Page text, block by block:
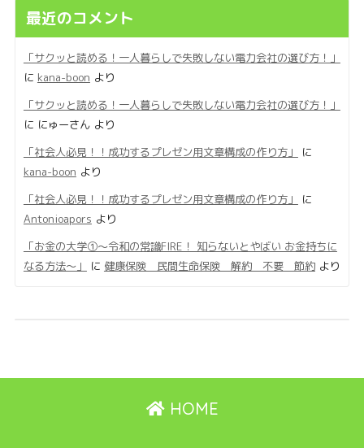
最近のコメント
「サクッと読める！一人暮らしで失敗しない電力会社の選び方！」
に kana-boon より
「サクッと読める！一人暮らしで失敗しない電力会社の選び方！」
に にゅーさんより
「社会人必見！！成功するプレゼン用文章構成の作り方」
に
kana-boon より
「社会人必見！！成功するプレゼン用文章構成の作り方」
に
Antonioapors より
「お金の大学①〜令和の常識FIRE！ 知らないとやばい お金持ちに
なる方法〜」
に 健康保険 民間生命保険 解約 不要 節約より
HOME